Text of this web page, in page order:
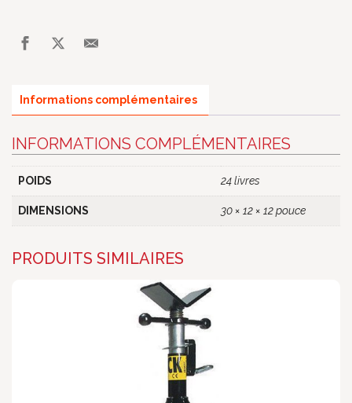
Informations complémentaires
INFORMATIONS COMPLÉMENTAIRES
POIDS 24 livres
DIMENSIONS 30 × 12 × 12 pouce
PRODUITS SIMILAIRES